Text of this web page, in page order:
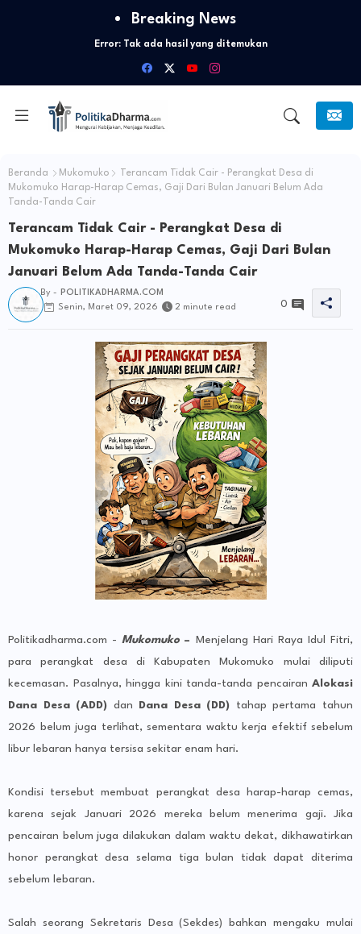
Breaking News
Error:Tak ada hasil yang ditemukan
Beranda Mukomuko
Terancam Tidak Cair - Perangkat Desa di
Mukomuko Harap-Harap Cemas, Gaji Dari Bulan Januari Belum Ada
Tanda-Tanda Cair
Terancam Tidak Cair - Perangkat Desa di
Mukomuko Harap-Harap Cemas, Gaji Dari Bulan
Januari Belum Ada Tanda-Tanda Cair
By -
POLITIKADHARMA.COM
Senin, Maret 09, 2026
2 minute read 0
Politikadharma.com -Mukomuko – Menjelang Hari Raya Idul Fitri,
para perangkat desa di Kabupaten Mukomuko mulai diliputi
kecemasan. Pasalnya, hingga kini tanda-tanda pencairan Alokasi
Dana Desa (ADD) dan Dana Desa (DD) tahap pertama tahun
2026 belum juga terlihat, sementara waktu kerja efektif sebelum
libur lebaran hanya tersisa sekitar enam hari.
Kondisi tersebut membuat perangkat desa harap-harap cemas,
karena sejak Januari 2026 mereka belum menerima gaji. Jika
pencairan belum juga dilakukan dalam waktu dekat, dikhawatirkan
honor perangkat desa selama tiga bulan tidak dapat diterima
sebelum lebaran.
Salah seorang Sekretaris Desa (Sekdes) bahkan mengaku mulai